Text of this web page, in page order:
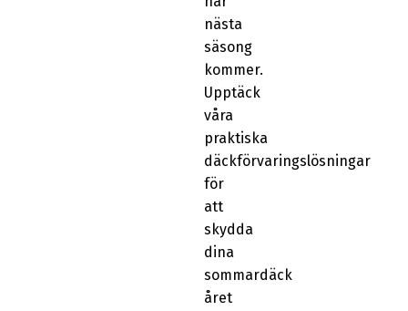
nästa
säsong
kommer.
Upptäck
våra
praktiska
däckförvaringslösningar
för
att
skydda
dina
sommardäck
året